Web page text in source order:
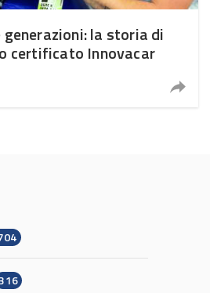
la storia di
certificato Innovacar